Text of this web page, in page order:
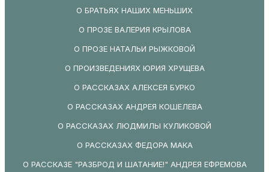
О БРАТЬЯХ НАШИХ МЕНЬШИХ
О ПРОЗЕ ВАЛЕРИЯ КРЫЛОВА
О ПРОЗЕ НАТАЛЬИ РЫЖКОВОЙ
О ПРОИЗВЕДЕНИЯХ ЮРИЯ ХРУЩЕВА
О РАССКАЗАХ АЛЕКСЕЯ БУРКО
О РАССКАЗАХ АНДРЕЯ КОШЕЛЕВА
О РАССКАЗАХ ЛЮДМИЛЫ КУЛИКОВОЙ
О РАССКАЗАХ ФЕДОРА МАКА
О РАССКАЗЕ "РАЗБРОД И ШАТАНИЕ!" АНДРЕЯ ЕФРЕМОВА